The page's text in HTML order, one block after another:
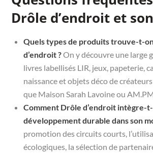
Drôle d’endroit et
Quels types de produits trouve-t-
d’endroit ?On y découvre une large
livres labellisés LIR, jeux, papeterie,
naissance et objets déco de
que Maison Sarah Lavoine ou
Comment Drôle d’endroit intègre-
développement durable dans son
promotion des circuits courts,
écologiques, la sélection de